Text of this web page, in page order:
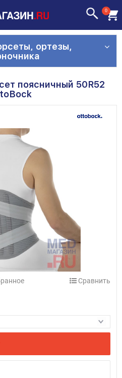
0
ортезы,
поясничный 50R52
Сравнить